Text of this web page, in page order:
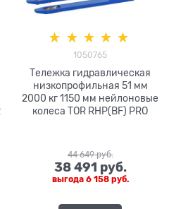
1050765
Тележка гидравлическая
низкопрофильная 51 мм
2000 кг 1150 мм нейлоновые
колеса TOR RHP(BF) PRO
44 649 руб.
38 491 руб.
выгода 6 158 руб.